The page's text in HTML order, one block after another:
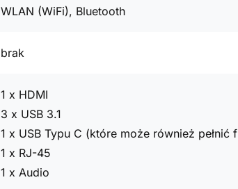
WLAN (WiFi), Bluetooth
brak
1 x HDMI
3 x USB 3.1
1 x USB Typu C (które może również pełnić
1 x RJ-45
1 x Audio